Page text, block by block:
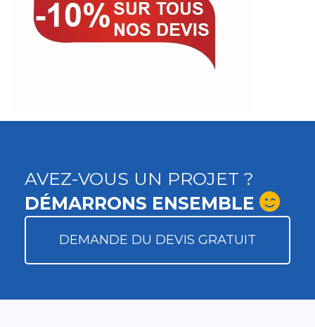
AVEZ-VOUS UN PROJET ?
DÉMARRONS ENSEMBLE
DEMANDE DU DEVIS GRATUIT